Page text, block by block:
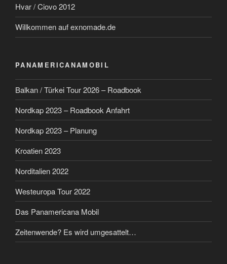
Hvar / Ciovo 2012
Willkommen auf exnomade.de
PANAMERICANAMOBIL
Balkan / Türkei Tour 2026 – Roadbook
Nordkap 2023 – Roadbook Anfahrt
Nordkap 2023 – Planung
Kroatien 2023
Norditalien 2022
Westeuropa Tour 2022
Das Panamericana Mobil
Zeitenwende? Es wird umgesattelt…